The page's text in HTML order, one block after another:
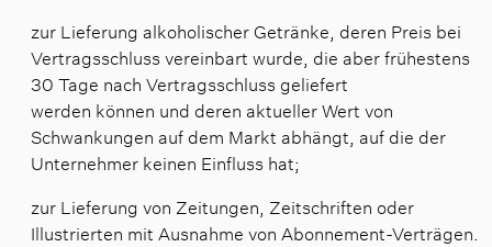
zur Lieferung alkoholischer Getränke, deren Preis bei
Vertragsschluss vereinbart wurde, die aber frühestens
30 Tage nach Vertragsschluss geliefert
werden können und deren aktueller Wert von
Schwankungen auf dem Markt abhängt, auf die der
Unternehmer keinen Einfluss hat;
zur Lieferung von Zeitungen, Zeitschriften oder
Illustrierten mit Ausnahme von Abonnement-Verträgen.